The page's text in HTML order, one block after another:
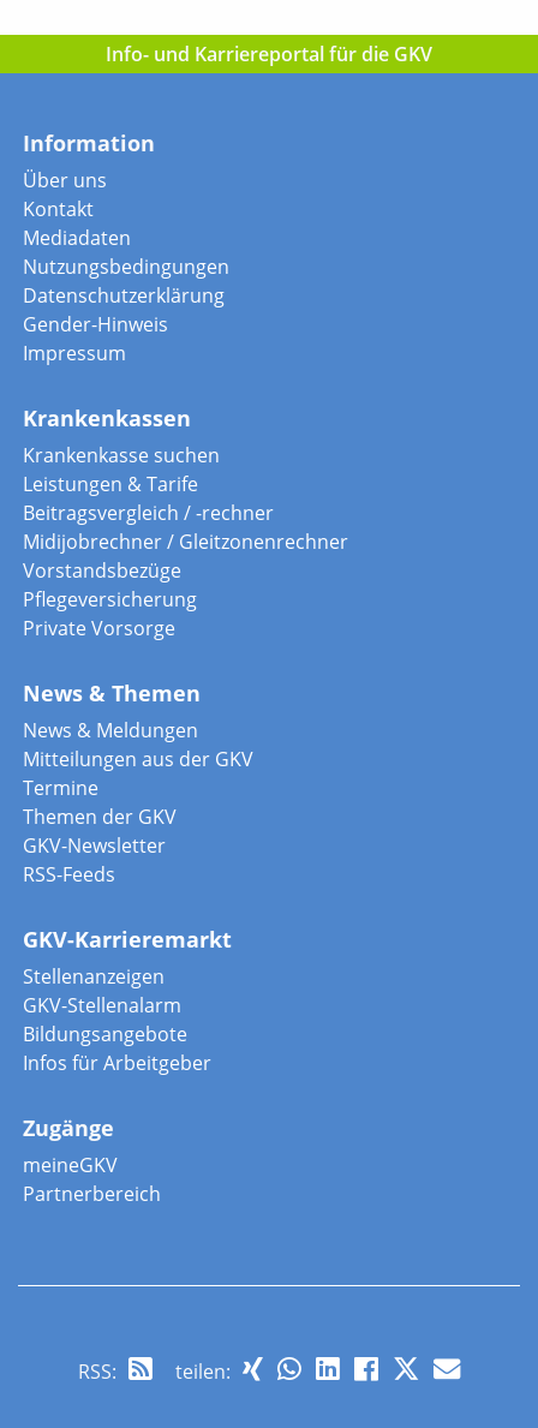
Info- und Karriereportal für die GKV
Information
Über uns
Kontakt
Mediadaten
Nutzungsbedingungen
Datenschutzerklärung
Gender-Hinweis
Impressum
Krankenkassen
Krankenkasse suchen
Leistungen & Tarife
Beitragsvergleich / -rechner
Midijobrechner / Gleitzonenrechner
Vorstandsbezüge
Pflegeversicherung
Private Vorsorge
News & Themen
News & Meldungen
Mitteilungen aus der GKV
Termine
Themen der GKV
GKV-Newsletter
RSS-Feeds
GKV-Karrieremarkt
Stellenanzeigen
GKV-Stellenalarm
Bildungsangebote
Infos für Arbeitgeber
Zugänge
meineGKV
Partnerbereich
RSS: teilen: